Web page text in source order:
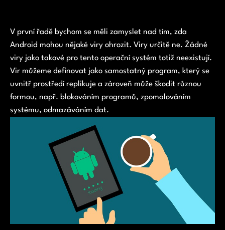
V první řadě bychom se měli zamyslet nad tím, zda
Android mohou nějaké viry ohrozit. Viry určitě ne. Žádné
viry jako takové pro tento operační systém totiž neexistují.
Vir můžeme definovat jako samostatný program, který se
uvnitř prostředí replikuje a zároveň může škodit různou
formou, např. blokováním programů, zpomalováním
systému, odmazáváním dat.